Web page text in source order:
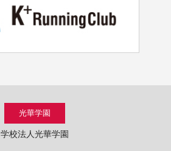
光華学園
学校法人光華学園